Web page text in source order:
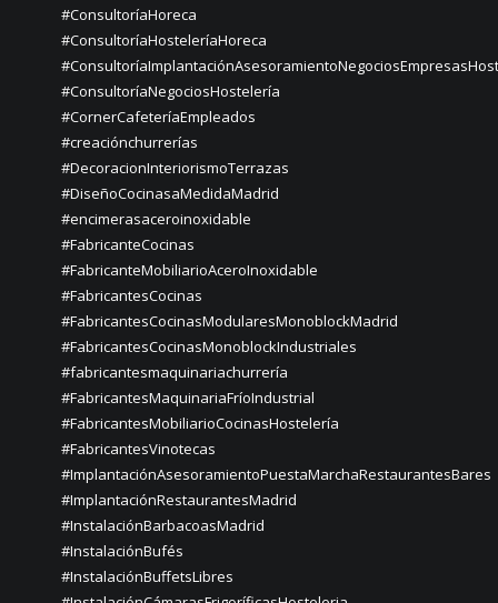
#ConsultoríaHoreca
#ConsultoríaHosteleríaHoreca
#ConsultoríaNegociosHostelería
#CornerCafeteríaEmpleados
#creaciónchurrerías
#DecoracionInteriorismoTerrazas
#DiseñoCocinasaMedidaMadrid
#encimerasaceroinoxidable
#FabricanteCocinas
#FabricanteMobiliarioAceroInoxidable
#FabricantesCocinas
#FabricantesCocinasModularesMonoblockMadrid
#FabricantesCocinasMonoblockIndustriales
#fabricantesmaquinariachurrería
#FabricantesMaquinariaFríoIndustrial
#FabricantesMobiliarioCocinasHostelería
#FabricantesVinotecas
#ImplantaciónAsesoramientoPuestaMarchaRestaurantesBares
#ImplantaciónRestaurantesMadrid
#InstalaciónBarbacoasMadrid
#InstalaciónBufés
#InstalaciónBuffetsLibres